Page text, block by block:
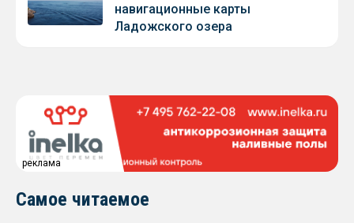
навигационные карты
Ладожского озера
реклама
Самое читаемое